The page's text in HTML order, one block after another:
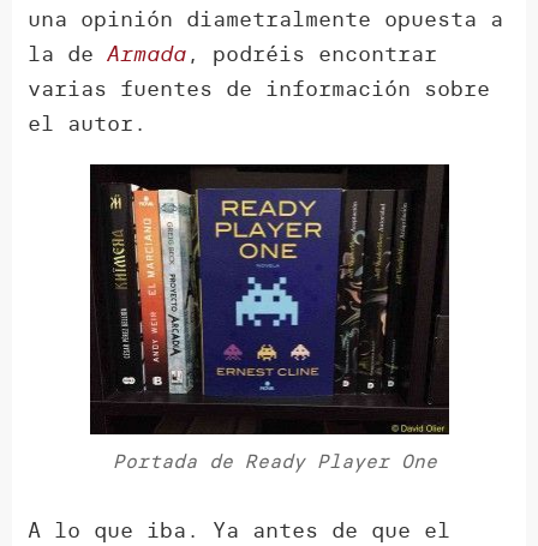
una opinión diametralmente opuesta a
la deArmada, podréis encontrar
varias fuentes de información sobre
el autor.
Portada de Ready Player One
A lo que iba. Ya antes de que el